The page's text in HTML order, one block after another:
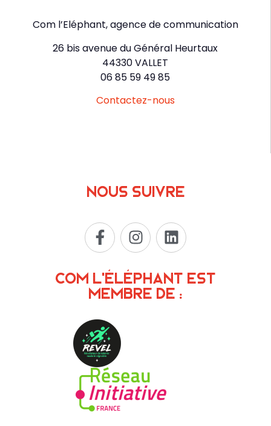
Com l’Eléphant, agence de communication
26 bis avenue du Général Heurtaux
44330 VALLET
06 85 59 49 85
Contactez-nous
Nous suivre
Com L’Éléphant est
membre de :